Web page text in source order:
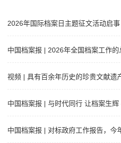
2026年国际档案日主题征文活动启事
中国档案报 | 2026年全国档案工作的
视频 | 具有百余年历史的珍贵文献遗
中国档案报 | 与时代同行 让档案生
中国档案报 | 对标政府工作报告，今